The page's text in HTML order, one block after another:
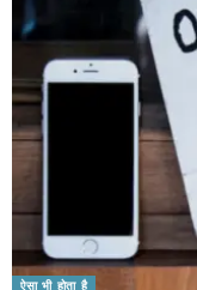
ऐसा भी होता है